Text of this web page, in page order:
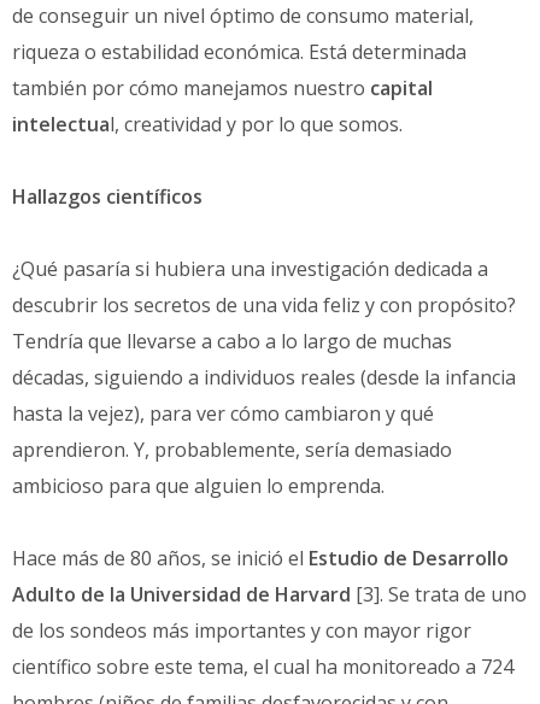
de conseguir un nivel óptimo de consumo material,
riqueza o estabilidad económica. Está determinada
también por cómo manejamos nuestro capital
intelectual, creatividad y por lo que somos.
Hallazgos científicos
¿Qué pasaría si hubiera una investigación dedicada a
descubrir los secretos de una vida feliz y con propósito?
Tendría que llevarse a cabo a lo largo de muchas
décadas, siguiendo a individuos reales (desde la infancia
hasta la vejez), para ver cómo cambiaron y qué
aprendieron. Y, probablemente, sería demasiado
ambicioso para que alguien lo emprenda.
Hace más de 80 años, se inició el Estudio de Desarrollo
Adulto de la Universidad de Harvard [3]. Se trata de uno
de los sondeos más importantes y con mayor rigor
científico sobre este tema, el cual ha monitoreado a 724